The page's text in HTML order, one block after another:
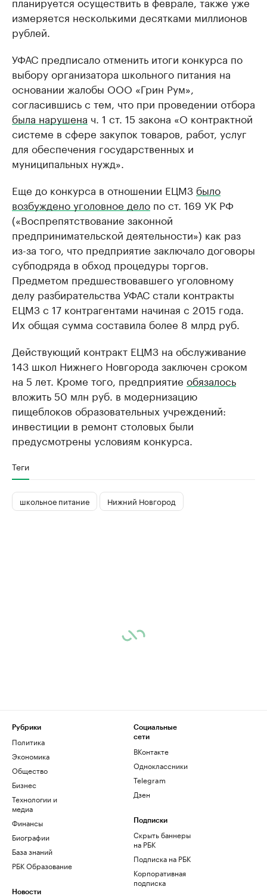
измеряется несколькими десятками миллионов
рублей.
УФАС предписало отменить итоги конкурса по
выбору организатора школьного питания на
основании жалобы ООО «Грин Рум»,
согласившись с тем, что при проведении отбора
была нарушена ч. 1 ст. 15 закона «О контрактной
системе в сфере закупок товаров, работ, услуг
для обеспечения государственных и
муниципальных нужд».
Еще до конкурса в отношении ЕЦМЗ было
возбуждено уголовное дело по ст. 169 УК РФ
(«Воспрепятствование законной
предпринимательской деятельности») как раз
из-за того, что предприятие заключало договоры
субподряда в обход процедуры торгов.
Предметом предшествовавшего уголовному
делу разбирательства УФАС стали контракты
ЕЦМЗ с 17 контрагентами начиная с 2015 года.
Их общая сумма составила более 8 млрд руб.
Действующий контракт ЕЦМЗ на обслуживание
143 школ Нижнего Новгорода заключен сроком
на 5 лет. Кроме того, предприятие обязалось
вложить 50 млн руб. в модернизацию
пищеблоков образовательных учреждений:
инвестиции в ремонт столовых были
предусмотрены условиям конкурса.
Теги
школьное питание Нижний Новгород
Рубрики
Политика
Экономика
Общество
Бизнес
Технологии и
медиа
Финансы
Биографии
База знаний
РБК Образование
Новости
Социальные
сети
ВКонтакте
Одноклассники
Telegram
Дзен
Подписки
Скрыть баннеры
на РБК
Подписка на РБК
Корпоративная
подписка